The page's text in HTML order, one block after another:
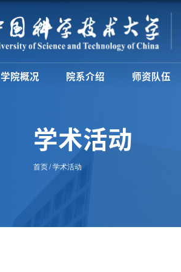
学院概况 院系介绍 师资队伍
学术活动
首页 学术活动